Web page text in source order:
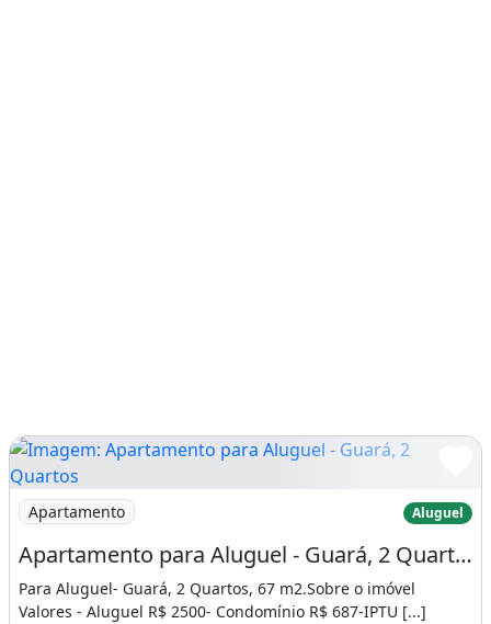
Imagem: Apartamento para Aluguel - Guará, 2 Quartos
Apartamento Aluguel
Apartamento para Aluguel - Guará, 2 Quartos, 67 M2
Para Aluguel- Guará, 2 Quartos, 67 m2.Sobre o imóvel
Valores - Aluguel R$ 2500- Condomínio R$ 687-IPTU [...]